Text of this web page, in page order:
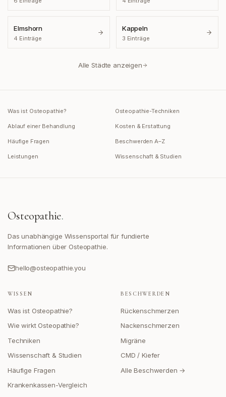
Elmshorn
4 Einträge
Kappeln
3 Einträge
Alle Städte anzeigen
Was ist Osteopathie? Osteopathie-Techniken
Ablauf einer Behandlung Kosten & Erstattung
Häufige Fragen Beschwerden A–Z
Leistungen Wissenschaft & Studien
Osteopathie.
Das unabhängige Wissensportal für fundierte
Informationen über Osteopathie.
hello@osteopathie.you
WISSEN
Was ist Osteopathie?
Wie wirkt Osteopathie?
Techniken
Wissenschaft & Studien
Häufige Fragen
Krankenkassen-Vergleich
BESCHWERDEN
Rückenschmerzen
Nackenschmerzen
Migräne
CMD / Kiefer
Alle Beschwerden →